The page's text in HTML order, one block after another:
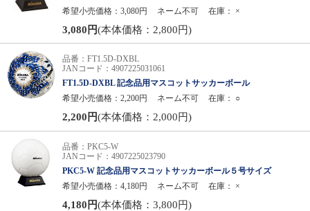
希望小売価格：3,080円
ネーム不可 在庫： ×
3,080円(本体価格：2,800円)
品番：FT1.5D-DXBL
JANコード：4907225031061
FT1.5D-DXBL 記念品用マスコットサッカーボール
希望小売価格：2,200円
ネーム不可 在庫： ○
2,200円(本体価格：2,000円)
品番：PKC5-W
JANコード：4907225023790
PKC5-W 記念品用マスコットサッカーボール５号サイズ
希望小売価格：4,180円
ネーム不可 在庫： ×
4,180円(本体価格：3,800円)